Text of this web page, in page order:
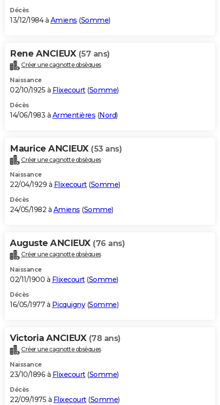
Décès
13/12/1984 à Amiens (Somme)
Rene ANCIEUX (57 ans)
Créer une cagnotte obsèques
Naissance
02/10/1925 à Flixecourt(Somme)
Décès
14/06/1983 à Armentières (Nord)
Maurice ANCIEUX (53 ans)
Créer une cagnotte obsèques
Naissance
22/04/1929 à Flixecourt(Somme)
Décès
24/05/1982 à Amiens (Somme)
Auguste ANCIEUX (76 ans)
Créer une cagnotte obsèques
Naissance
02/11/1900 à Flixecourt(Somme)
Décès
16/05/1977 à Picquigny(Somme)
Victoria ANCIEUX (78 ans)
Créer une cagnotte obsèques
Naissance
23/10/1896 à Flixecourt(Somme)
Décès
22/09/1975 à Flixecourt(Somme)